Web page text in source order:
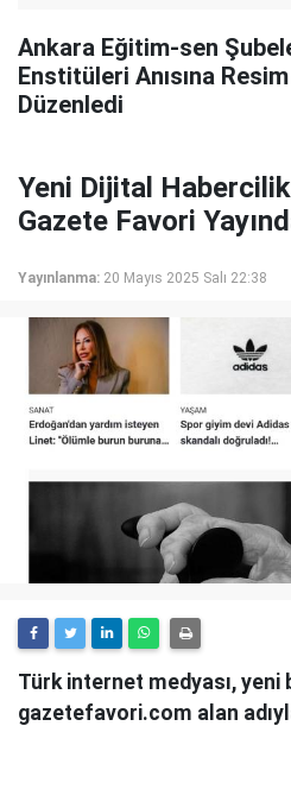
Ankara Eğitim-sen
Enstitüleri Anısına
Düzenledi
Yeni Dijital
Gazete Favori
Yayınlanma: 20 Mayıs 2025 Salı 22:38
Türk internet medyası, yeni
gazetefavori.com alan